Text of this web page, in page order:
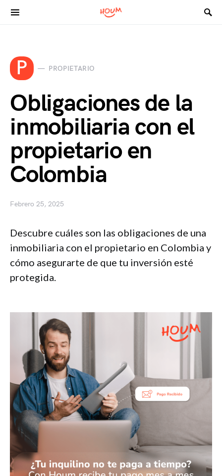
Search for:
P PROPIETARIO
Obligaciones de la
inmobiliaria con el
propietario en
Colombia
Febrero 25, 2025
Descubre cuáles son las obligaciones de una
inmobiliaria con el propietario en Colombia y
cómo asegurarte de que tu inversión esté
protegida.